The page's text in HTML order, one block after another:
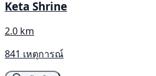
Keta Shrine
2.0 km
841 เหตุการณ์